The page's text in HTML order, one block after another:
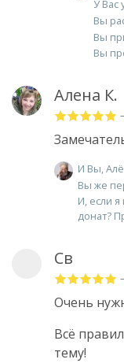
У Вас
Вы
Вы
Вы
Алена К.
И Вы,
Вы же
И, если
донат?
Св
Очень
Всё
тему!